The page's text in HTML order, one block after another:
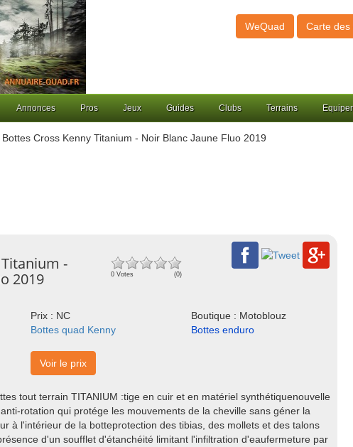
WeQuad Carte des
Annonces Pros Jeux Guides Clubs Terrains
Bottes Cross Kenny Titanium - Noir Blanc Jaune Fluo 2019
-
2019
0 Votes (0)
Prix : NC
Boutique : Motoblouz
Bottes quad Kenny
Bottes enduro
Voir le prix
tout terrain TITANIUM :tige en cuir et en matériel synthétiquenouvelle
rotation qui protége les mouvements de la cheville sans géner la
à l'intérieur de la botteprotection des tibias, des mollets et des talons
d'un soufflet d'étanchéité limitant l'infiltration d'eaufermeture par